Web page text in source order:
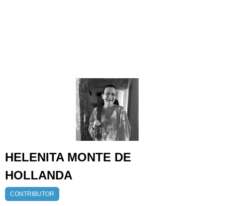
HELENITA MONTE DE
HOLLANDA
CONTRIBUTOR